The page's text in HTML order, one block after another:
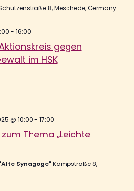
8, Meschede, Germany
gegen
im HSK
- 16:00
Thema „Leichte
@ 10:00 - 17:00
Synagoge"Kampstraße 8,